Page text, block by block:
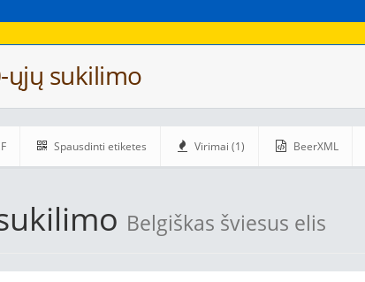
ųjų sukilimo
Spausdinti etiketes Virimai (1) BeerXML
Belgiškas šviesus elis